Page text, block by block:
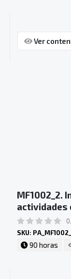
Ver
MF1002_2.
actividades
SKU:
90 horas